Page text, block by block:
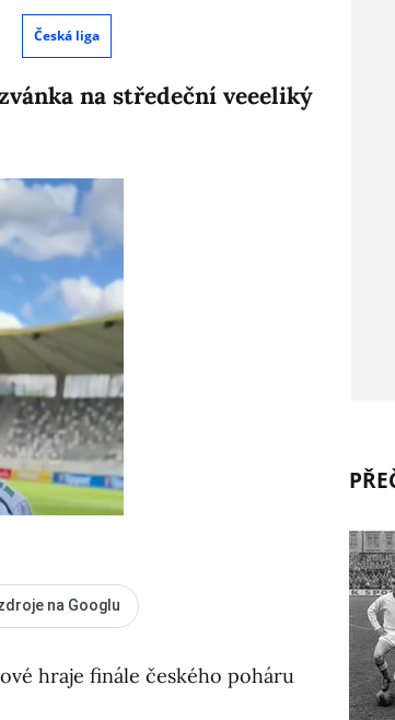
Česká liga
na středeční veeeliký
na Googlu
hraje finále českého poháru